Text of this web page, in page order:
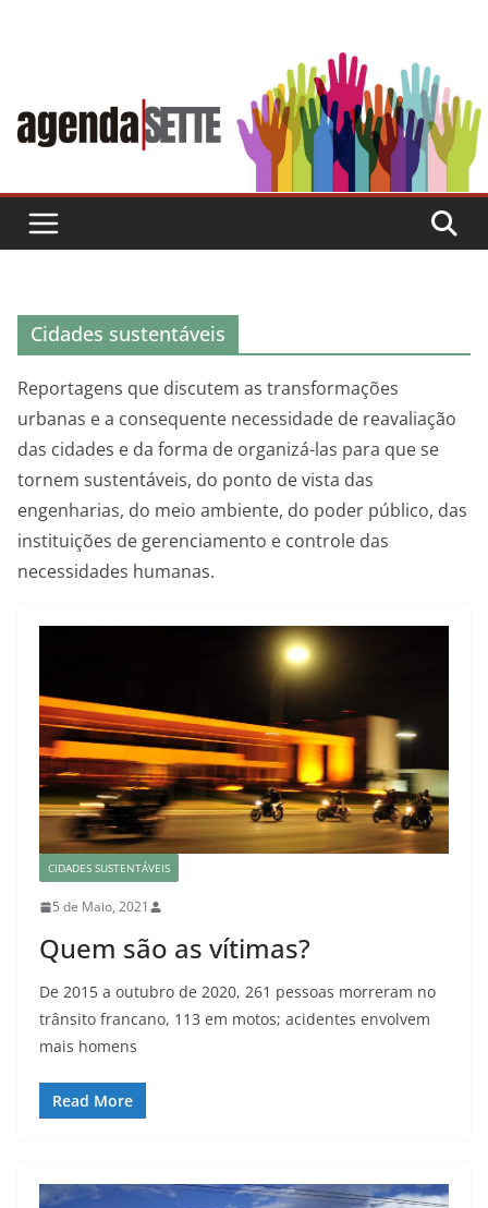
Cidades sustentáveis
Reportagens que discutem as transformações
urbanas e a consequente necessidade de reavaliação
das cidades e da forma de organizá-las para que se
tornem sustentáveis, do ponto de vista das
engenharias, do meio ambiente, do poder público, das
instituições de gerenciamento e controle das
necessidades humanas.
CIDADES SUSTENTÁVEIS
5 de Maio, 2021
Quem são as vítimas?
De 2015 a outubro de 2020, 261 pessoas morreram no
trânsito francano, 113 em motos; acidentes envolvem
mais homens
Read More